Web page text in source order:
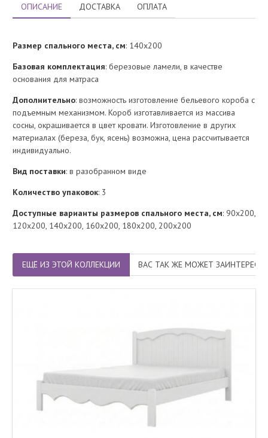
ОПИСАНИЕ ДОСТАВКА ОПЛАТА
Размер спального места, см: 140х200
Базовая комплектация: березовые ламели, в качестве
основания для матраса
Дополнительно: возможность изготовление бельевого короба с
подъемным механизмом. Короб изготавливается из массива
сосны, окрашивается в цвет кровати. Изготовление в других
материалах (береза, бук, ясень) возможна, цена рассчитывается
индивидуально.
Вид поставки: в разобранном виде
Количество упаковок: 3
Доступные варианты размеров спального места, см: 90х200,
120х200, 140х200, 160х200, 180х200, 200х200
ЕЩЁ ИЗ ЭТОЙ КОЛЛЕКЦИИ ВАС ТАК ЖЕ МОЖЕТ